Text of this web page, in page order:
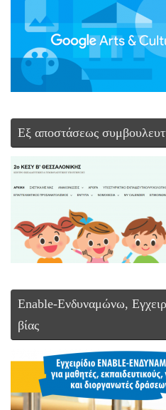
Εξ αποστάσεως
Enable-Ενδυναμώνω,
βίας